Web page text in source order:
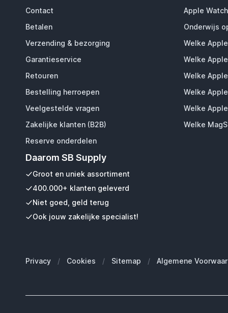
Contact
Betalen
Verzending & bezorging
Garantieservice
Retouren
Bestelling herroepen
Veelgestelde vragen
Zakelijke klanten (B2B)
Reserve onderdelen
Daarom SB Supply
Groot en uniek assortiment
400.000+ klanten geleverd
Niet goed, geld terug
Ook jouw zakelijke specialist!
Apple
Onderwijs
Welke
Welke
Welke
Welke
Welke
Welke
Privacy / Cookies / Sitemap / Algemene